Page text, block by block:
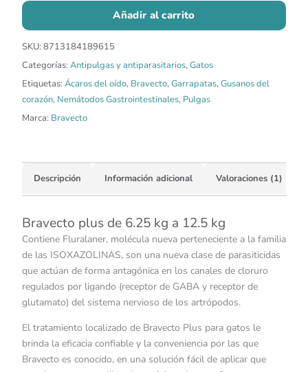
Añadir al carrito
SKU: 8713184189615
Categorías: Antipulgas y antiparasitarios,Gatos
Etiquetas: Ácaros del oído, Bravecto,Garrapatas,Gusanos del
corazón, Nemátodos Gastrointestinales, Pulgas
Marca: Bravecto
Descripción Información adicional Valoraciones (1)
Bravecto plus de 6.25 kg a 12.5 kg
Contiene Fluralaner, molécula nueva perteneciente a la familia
de las ISOXAZOLINAS, son una nueva clase de parasiticidas
que actúan de forma antagónica en los canales de cloruro
regulados por ligando (receptor de GABA y receptor de
glutamato) del sistema nervioso de los artrópodos.
El tratamiento localizado de Bravecto Plus para gatos le
brinda la eficacia confiable y la conveniencia por las que
Bravecto es conocido, en una solución fácil de aplicar que